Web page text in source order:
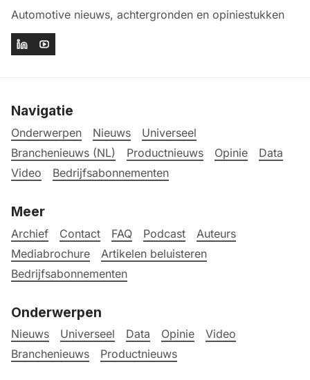
Automotive nieuws, achtergronden en opiniestukken
Navigatie
Onderwerpen Nieuws
Universeel
Branchenieuws (NL)
Productnieuws Opinie
Data
Video
Bedrijfsabonnementen
Meer
Archief Contact FAQ Podcast
Auteurs
Mediabrochure
Artikelen beluisteren
Bedrijfsabonnementen
Onderwerpen
Nieuws Universeel Data Opinie
Video
Branchenieuws
Productnieuws